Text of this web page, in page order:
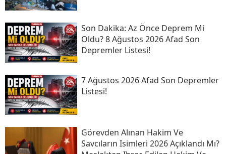
Son Daki̇ka: Az Önce Deprem Mi
Oldu? 8 Ağustos 2026 Afad Son
Depremler Listesi!
7 Ağustos 2026 Afad Son Depremler
Listesi!
Görevden Alınan Hakim Ve
Savcıların Isimleri 2026 Açıklandı Mı?